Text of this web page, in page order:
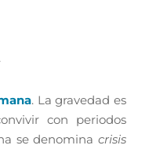
. La gravedad es
con periodos
se denomina crisis